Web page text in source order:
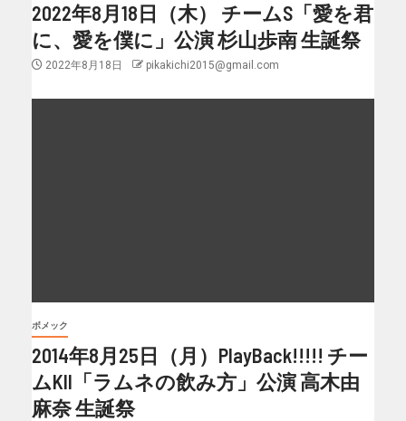
2022年8月18日（木） チームS「愛を君
に、愛を僕に」公演 杉山歩南 生誕祭
2022年8月18日 pikakichi2015@gmail.com
ボメック
2014年8月25日（月）PlayBack!!!!! チー
ムKII「ラムネの飲み方」公演 高木由
麻奈 生誕祭